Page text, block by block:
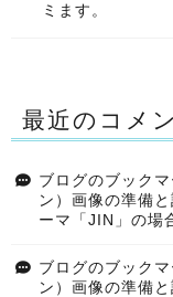
ミます。
最近のコメ
ブログのブック
ン）画像の準備
ーマ「JIN」の場
ブログのブック
ン）画像の準備